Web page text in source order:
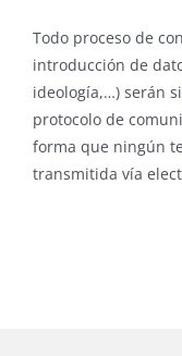
Todo proceso de
introducción de
ideología,…) serán
protocolo de
forma que ningún
transmitida vía